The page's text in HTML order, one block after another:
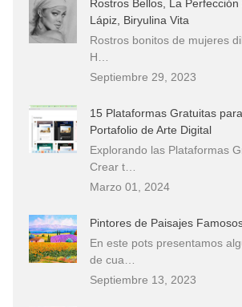
Rostros Bellos, La Perfección
Lápiz, Biryulina Vita
Rostros bonitos de mujeres
H…
Septiembre 29, 2023
15 Plataformas Gratuitas
Portafolio de Arte Digital
Explorando las Plataformas
Crear t…
Marzo 01, 2024
Pintores de Paisajes
En este pots presentamos
de cua…
Septiembre 13, 2023